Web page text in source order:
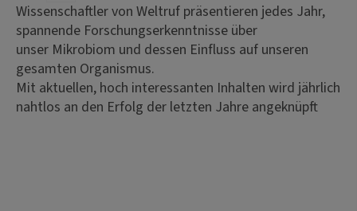
Wissenschaftler von Weltruf präsentieren jedes Jahr,
spannende Forschungserkenntnisse über
unser Mikrobiom und dessen Einfluss auf unseren
gesamten Organismus.
Mit aktuellen, hoch interessanten Inhalten wird jährlich
nahtlos an den Erfolg der letzten Jahre angeknüpft